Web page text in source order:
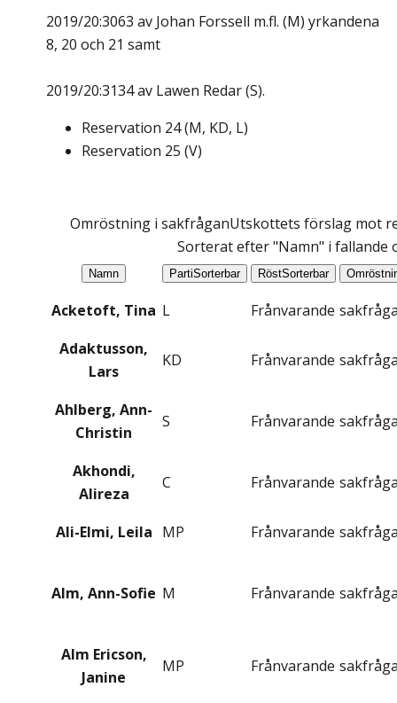
2019/20:3063 av Johan Forssell m.fl. (M) yrkandena
8, 20 och 21 samt
2019/20:3134 av Lawen Redar (S).
Reservation 24(M, KD, L)
Reservation 25 (V)
Omröstning i sakfråganUtskottets förslag mot
Sorterat efter "Namn" i fallande
Namn PartiSorterbar RöstSorterbar
Acketoft, Tina L Frånvarande
Adaktusson,
Lars
KD Frånvarande
Ahlberg, Ann-
Christin
S Frånvarande
Akhondi,
Alireza
C Frånvarande
Ali-Elmi, Leila MP Frånvarande
Alm, Ann-Sofie M Frånvarande
Alm Ericson,
Janine
MP Frånvarande